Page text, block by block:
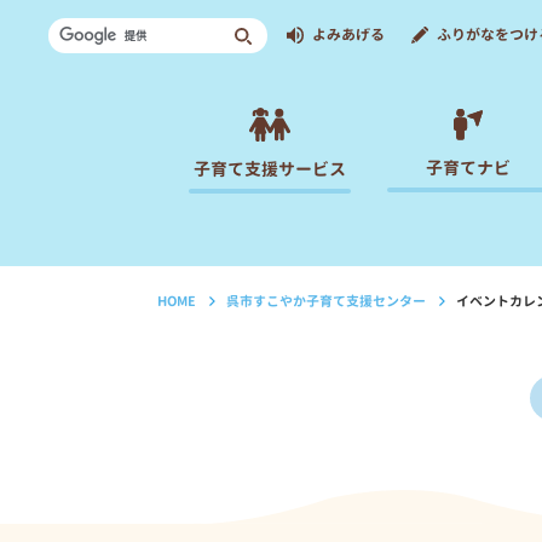
よみあげる ふりがなをつけ
子育て支援サービス 子育てナビ
HOME 呉市すこやか子育て支援センター イベントカレ